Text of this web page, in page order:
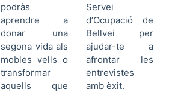
podràs
aprendre a
donar una
segona vida als
mobles vells o
transformar
aquells que
Servei
d’Ocupació de
Bellvei per
ajudar-te a
afrontar les
entrevistes
amb èxit.